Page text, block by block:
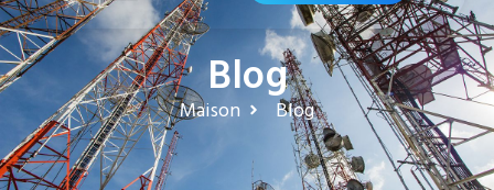
Blog
Maison Blog